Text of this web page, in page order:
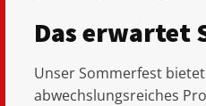
Das erwartet
Unser Sommerfest
abwechslungsreiches